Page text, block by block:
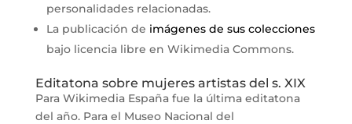
personalidades relacionadas.
La publicación de imágenes de sus colecciones
bajo licencia libre en Wikimedia Commons.
Editatona sobre mujeres artistas del s. XIX
Para Wikimedia España fue la última editatona
del año. Para el Museo Nacional del